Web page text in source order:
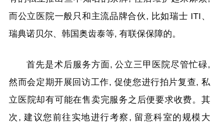
而公立医院一般只和主流品牌合伙, 比如瑞士 ITI、
瑞典诺贝尔、韩国奥齿泰等, 有联保保障的。
首先是术后服务方面, 公立三甲医院尽管忙碌,
然而会定期开展回访工作, 促使您进行拍片复查, 私
立医院却有可能在售卖完服务之后便要求收费。其
次, 建议您前往实地进行考察, 留意科室的规模大